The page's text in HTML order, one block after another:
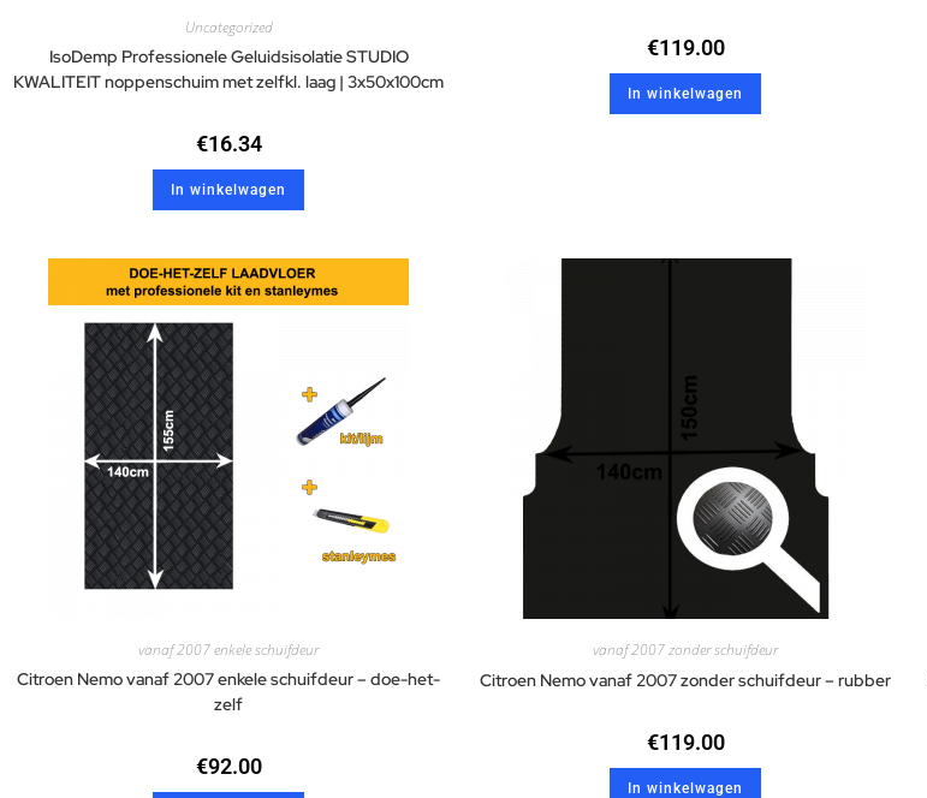
Uncategorized
IsoDemp Professionele Geluidsisolatie STUDIO
KWALITEIT noppenschuim met zelfkl. laag | 3x50x100cm
€16.34
In winkelwagen
€119.00
In winkelwagen
vanaf 2007 enkele schuifdeur
Citroen Nemo vanaf 2007 enkele schuifdeur – doe-het-
zelf
€92.00
vanaf 2007 zonder schuifdeur
Citroen Nemo vanaf 2007 zonder schuifdeur – rubber
€119.00
In winkelwagen